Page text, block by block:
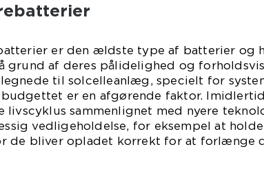
er den ældste type af batterier og
grund af deres pålidelighed og
til solcelleanlæg, specielt for
er en afgørende faktor.
livscyklus sammenlignet med nyere
vedligeholdelse, for eksempel at
de bliver opladet korrekt for at forlænge